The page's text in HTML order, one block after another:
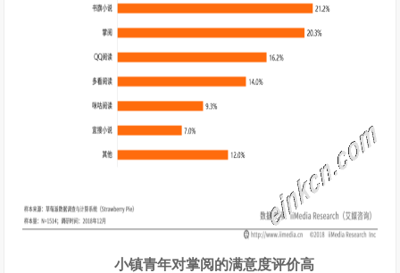
小镇青年对掌阅的满意度评价高